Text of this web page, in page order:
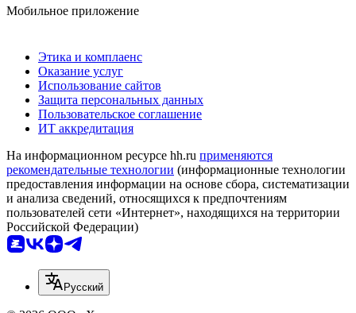
Мобильное приложение
Этика и комплаенс
Оказание услуг
Использование сайтов
Защита персональных данных
Пользовательское соглашение
ИТ аккредитация
На информационном ресурсе hh.ru применяются
рекомендательные технологии (информационные технологии
предоставления информации на основе сбора, систематизации
и анализа сведений, относящихся к предпочтениям
пользователей сети «Интернет», находящихся на территории
Российской Федерации)
Русский